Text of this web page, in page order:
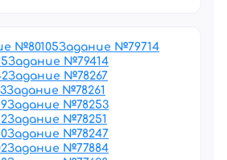
№80105Задание №79714
Задание №79414
Задание №78267
Задание №78261
Задание №78253
Задание №78251
Задание №78247
Задание №77884